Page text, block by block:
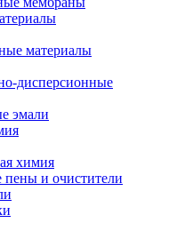
материалы
дисперсионные
эмали
химия
и очистители